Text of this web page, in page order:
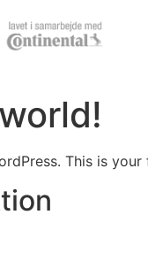
This is